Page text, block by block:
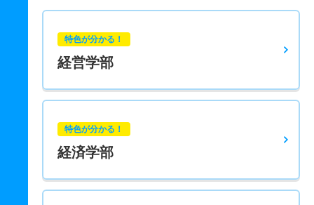
特色が分かる！
経営学部
特色が分かる！
経済学部